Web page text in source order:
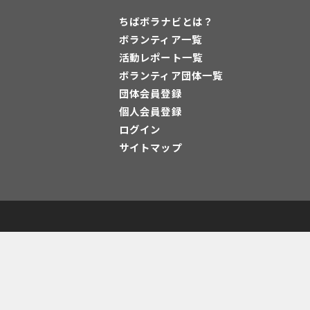
ちばボラナビとは？
ボランティア一覧
活動レポート一覧
ボランティア団体一覧
団体会員登録
個人会員登録
ログイン
サイトマップ